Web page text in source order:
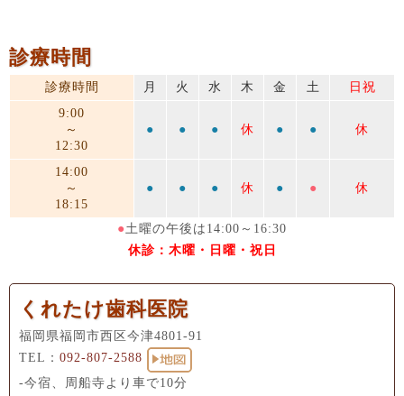
診療時間
診療時間 月 火 水 木 金 土
日祝
9:00
～
12:30
● ● ● 休 ● ● 休
14:00
～
18:15
● ● ● 休 ● ● 休
●土曜の午後は14:00～16:30
休診：木曜・日曜・祝日
くれたけ歯科医院
福岡県福岡市西区今津4801-91
TEL： 092-807-2588
-今宿、周船寺より車で10分